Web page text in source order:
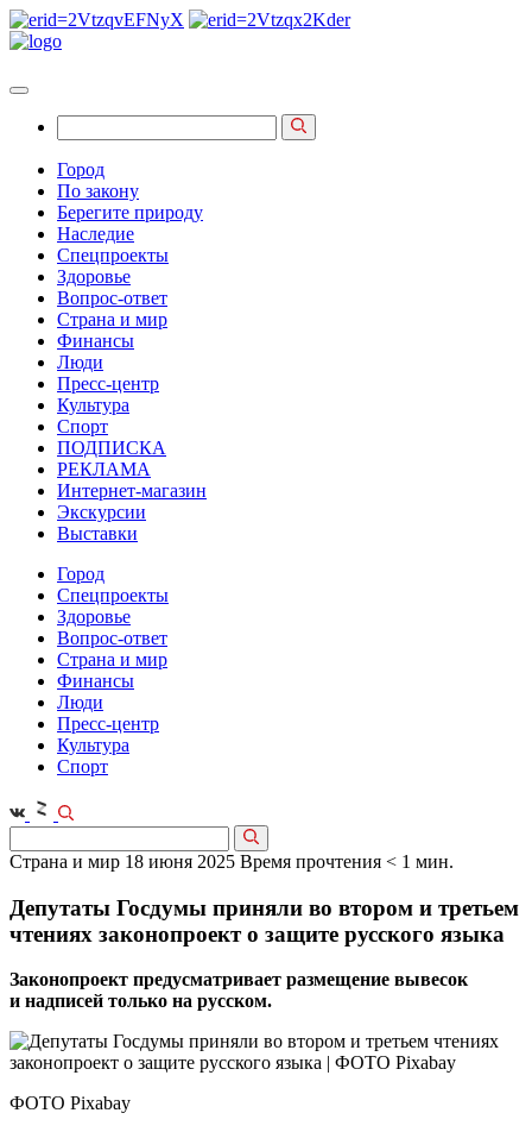
Город
По закону
Берегите природу
Наследие
Спецпроекты
Здоровье
Вопрос-ответ
Страна и мир
Финансы
Люди
Пресс-центр
Культура
Спорт
ПОДПИСКА
РЕКЛАМА
Интернет-магазин
Экскурсии
Выставки
Город
Спецпроекты
Здоровье
Вопрос-ответ
Страна и мир
Финансы
Люди
Пресс-центр
Культура
Спорт
Страна и мир 18 июня 2025 Время прочтения < 1 мин.
Депутаты Госдумы приняли во втором и третьем
чтениях законопроект о защите русского языка
Законопроект предусматривает размещение вывесок
и надписей только на русском.
ФОТО Pixabay